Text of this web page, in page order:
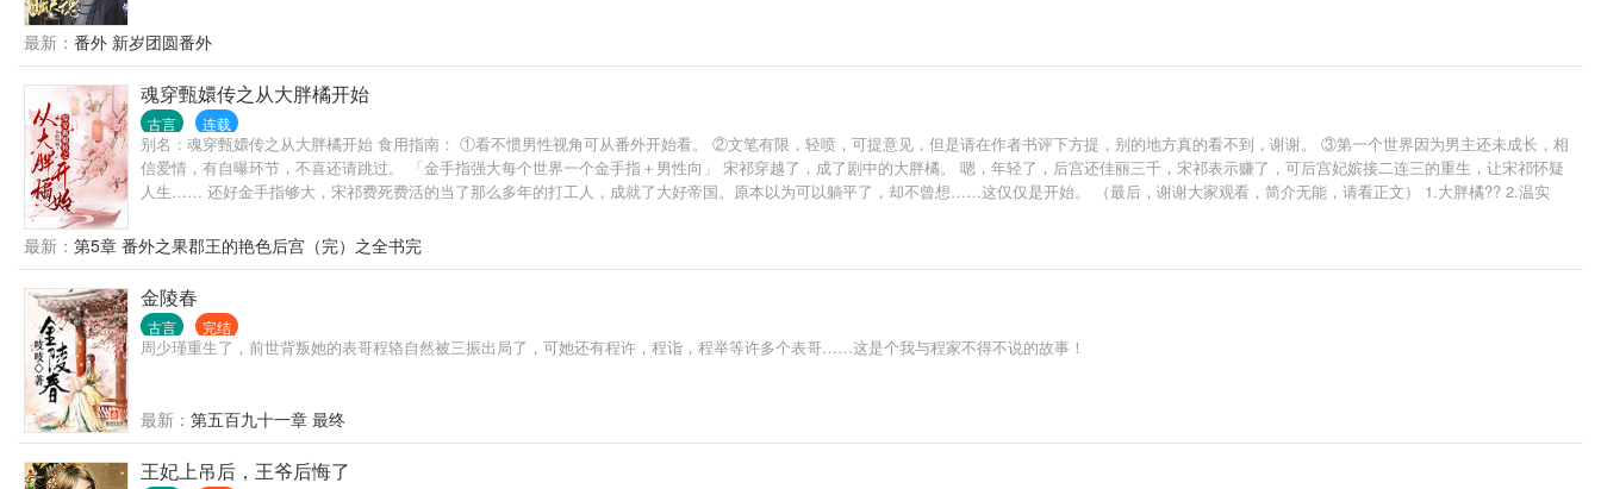
飞升？飞升不了你还可以下地狱啊！ 二师姐：双修？孩子？我有孕子丹你自己生吧。 小师妹：什么天下第一美男魔尊？就这？还没有我小师叔林渡一根手指头好看！ * 排雷：全本围绕女主成长，微群像，有cp，
戏份少。
最新： 番外 新岁团圆番外
魂穿甄嬛传之从大胖橘开始
古言 连载
别名：魂穿甄嬛传之从大胖橘开始 食用指南： ①看不惯男性视角可从番外开始看。 ②文笔有限，轻喷，可提意见，但是请在作者书评下方提，别的地方真的看不到，谢谢。 ③第一个世界因为男主还未成长，相
信爱情，有自曝环节，不喜还请跳过。 「金手指强大每个世界一个金手指＋男性向」 宋祁穿越了，成了剧中的大胖橘。 嗯，年轻了，后宫还佳丽三千，宋祁表示赚了，可后宫妃嫔接二连三的重生，让宋祁怀疑
人生…… 还好金手指够大，宋祁费死费活的当了那么多年的打工人，成就了大好帝国。原本以为可以躺平了，却不曾想……这仅仅是开始。 （最后，谢谢大家观看，简介无能，请看正文） 1.大胖橘?? 2.温实
最新： 第5章 番外之果郡王的艳色后宫（完）之全书完
金陵春
古言 完结
周少瑾重生了，前世背叛她的表哥程辂自然被三振出局了，可她还有程许，程诣，程举等许多个表哥……这是个我与程家不得不说的故事！
最新： 第五百九十一章 最终
王妃上吊后，王爷后悔了